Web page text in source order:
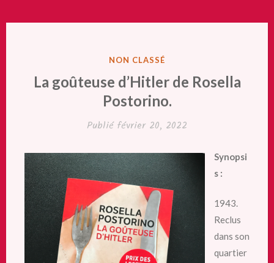
PUBLIÉ
NON CLASSÉ
La goûteuse d’Hitler de Rosella
Postorino.
Publié février 20, 2022
Synopsi
s :
1943.
Reclus
dans son
quartier